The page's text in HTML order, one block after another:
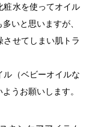
粧水を使ってオイル
いと思いますが、
せてしまい肌トラ
ル（ベビーオイルな
うお願いします。